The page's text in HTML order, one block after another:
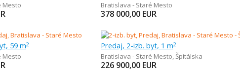
Mesto Bratislava - Staré Mesto
378 000,00 EUR
59 m2
Mesto
Predaj, 2-izb. byt, 1 m2
Bratislava - Staré Mesto,Špitálska
226 900,00 EUR